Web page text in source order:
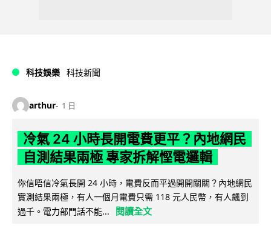
科技娛樂 科技新聞
arthur 1 日
冷氣 24 小時長開電費更平？內地網民
自測結果兩極 專家拆解慳電邏輯
你信唔信冷氣長開 24 小時，電費反而平過開開關關？內地網民
實測結果兩極，有人一個月電費只需 118 元人民幣，有人飆到
過千。電力部門話不能...
閱讀全文